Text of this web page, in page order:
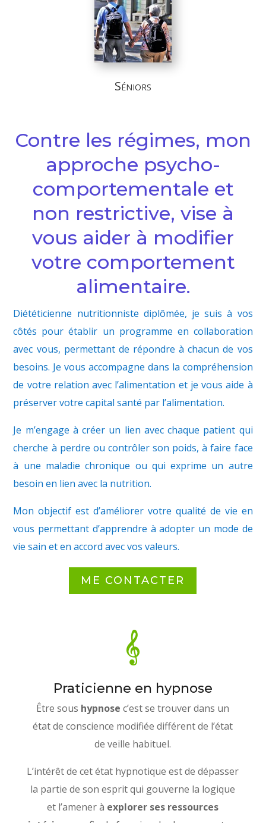
Séniors
Contre les régimes, mon
approche psycho-
comportementale et
non restrictive, vise à
vous aider à modifier
votre comportement
alimentaire.
Diététicienne nutritionniste diplômée, je suis à vos
côtés pour établir un programme en collaboration
avec vous, permettant de répondre à chacun de vos
besoins. Je vous accompagne dans la compréhension
de votre relation avec l’alimentation et je vous aide à
préserver votre capital santé par l’alimentation.
Je m’engage à créer un lien avec chaque patient qui
cherche à perdre ou contrôler son poids, à faire face
à une maladie chronique ou qui exprime un autre
besoin en lien avec la nutrition.
Mon objectif est d’améliorer votre qualité de vie en
vous permettant d’apprendre à adopter un mode de
vie sain et en accord avec vos valeurs.
ME CONTACTER
Praticienne en hypnose
Être sous hypnose c’est se trouver dans un
état de conscience modifiée différent de l’état
de veille habituel.
L’intérêt de cet état hypnotique est de dépasser
la partie de son esprit qui gouverne la logique
et l’amener à explorer ses ressources